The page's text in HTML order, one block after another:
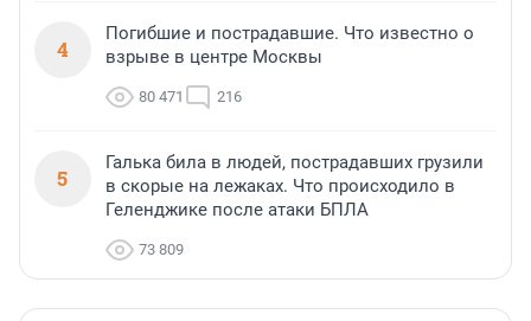
4
Погибшие и пострадавшие. Что известно о
взрыве в центре Москвы
80 471 216
5
Галька била в людей, пострадавших грузили
в скорые на лежаках. Что происходило в
Геленджике после атаки БПЛА
73 809